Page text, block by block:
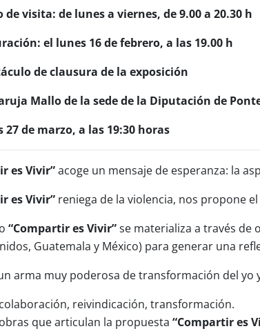
de visita: de lunes a viernes, de 9.00 a 20.30 h
el lunes 16 de febrero, a las 19.00 h
de clausura de la exposición
Mallo de la sede de la Diputación de
27 de marzo, a las 19:30 horas
es Vivir”acoge un mensaje de esperanza: la
es Vivir” reniega de la violencia, nos propone
“Compartir es Vivir”se materializa a través de
Guatemala y México) para generar una
arma muy poderosa de transformación del
reivindicación, transformación.
que articulan la propuesta “Compartir es